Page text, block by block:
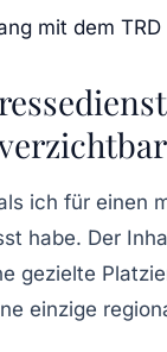
mit dem
ich für einen
habe. Der
gezielte
einzige